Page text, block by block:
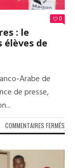
0
: le
élèves de
Arabe de
de presse,
COMMENTAIRES FERMÉS